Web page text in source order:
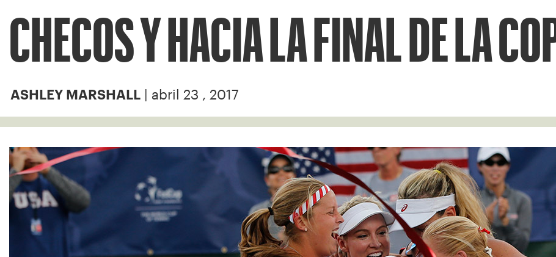
CHECOS Y HACIA LA FINAL DE LA
ASHLEY MARSHALL | abril 23 , 2017